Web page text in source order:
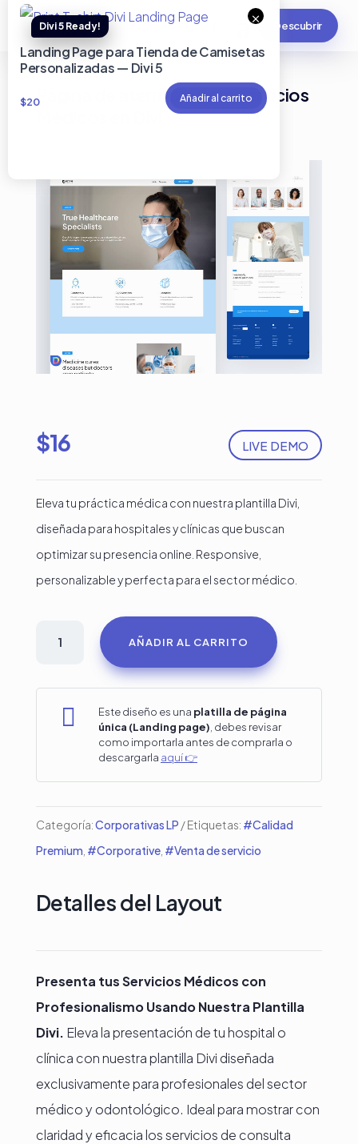
Descubrir
Página de aterrizaje para servicios
LIVE DEMO
$16
Eleva tu práctica médica con nuestra plantilla Divi,
diseñada para hospitales y clínicas que buscan
optimizar su presencia online. Responsive,
personalizable y perfecta para el sector médico.
en
cantidad
AÑADIR AL CARRITO
 Este diseño es una platilla de página
única (Landing page) , debes revisar
como importarla antes de comprarla o
descargarla aquí 👉
Categoría:Corporativas LP Etiquetas: #Calidad
Premium #Corporative, #Venta de servicio
Detalles del Layout
Presenta tus Servicios Médicos con
Profesionalismo Usando Nuestra Plantilla
Divi. Eleva la presentación de tu hospital o
clínica con nuestra plantilla Divi diseñada
exclusivamente para profesionales del sector
médico y odontológico. Ideal para mostrar con
claridad y eficacia los servicios de consulta
×
Landing Page para Tienda de Camisetas
Personalizadas — Divi 5
$20 Añadir al carrito